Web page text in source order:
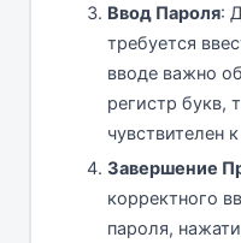
Ввод Пароля:
требуется
вводе важно
регистр букв,
чувствителен
Завершение
корректного
пароля,